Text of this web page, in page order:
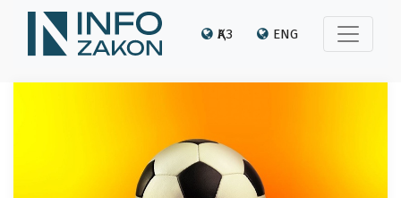
ҚАЗ ENG